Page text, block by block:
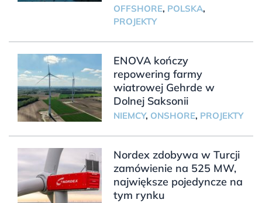
OFFSHORE, POLSKA,
PROJEKTY
ENOVA kończy
repowering farmy
wiatrowej Gehrde w
Dolnej Saksonii
NIEMCY, ONSHORE, PROJEKTY
Nordex zdobywa w Turcji
zamówienie na 525 MW,
największe pojedyncze na
tym rynku